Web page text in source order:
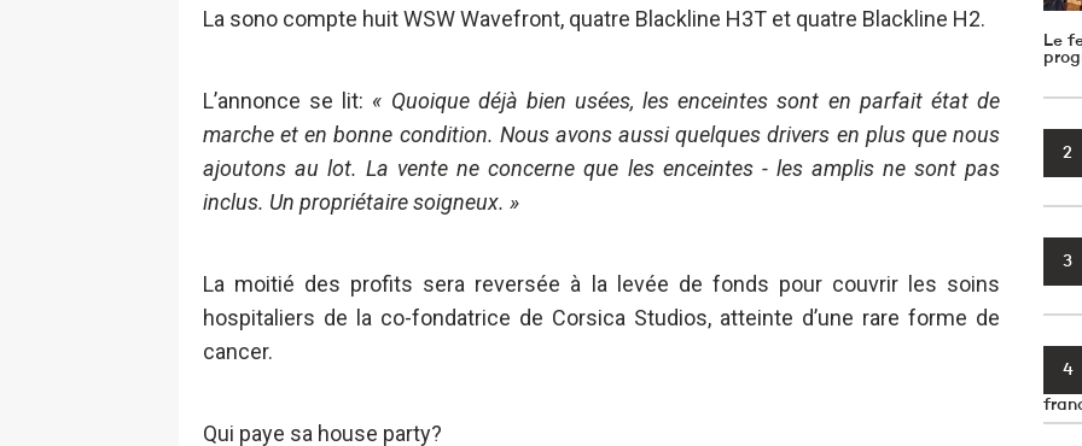
La sono compte huit WSW Wavefront, quatre Blackline H3T et quatre Blackline H2.
L’annonce se lit: « Quoique déjà bien usées, les enceintes sont en parfait état de
marche et en bonne condition. Nous avons aussi quelques drivers en plus que nous
ajoutons au lot. La vente ne concerne que les enceintes - les amplis ne sont pas
inclus. Un propriétaire soigneux. »
La moitié des profits sera reversée à la levée de fonds pour couvrir les soins
hospitaliers de la co-fondatrice de Corsica Studios, atteinte d’une rare forme de
cancer.
Qui paye sa house party?
Le
2
3
4